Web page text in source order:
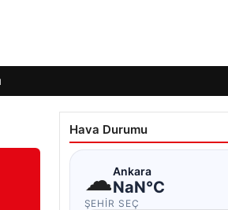
Hava Durumu
☁Ankara
NaN°C
ŞEHIR SEÇ